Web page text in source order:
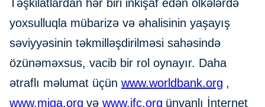
Təşkilatlardan hər biri inkişaf edən ölkələrdə
yoxsulluqla mübarizə və əhalisinin yaşayış
səviyyəsinin təkmilləşdirilməsi sahəsində
özünəməxsus, vacib bir rol oynayır. Daha
ətraflı məlumat üçün www.worldbank.org ,
www.miga.org və www.ifc.org ünvanlı İnternet